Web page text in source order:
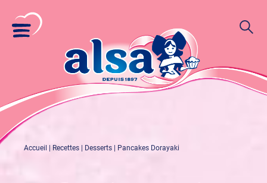
Accueil Recettes Desserts Pancakes Dorayaki